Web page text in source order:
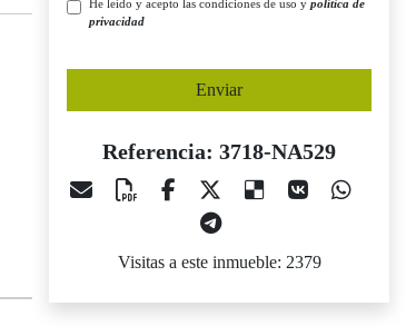
He leído y acepto las condiciones de uso y política de
privacidad
Enviar
Referencia: 3718-NA529
Visitas a este inmueble: 2379